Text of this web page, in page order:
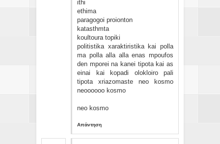
ithi
ethima
paragogoi proionton
katasthmta
koultoura topiki
politistika xaraktiristika kai polla
ma polla alla alla enas mpoufos
den mporei na kanei tipota kai as
einai kai kopadi olokloiro pali
tipota xriazomaste neo kosmo
neoooooo kosmo
neo kosmo
Απάντηση